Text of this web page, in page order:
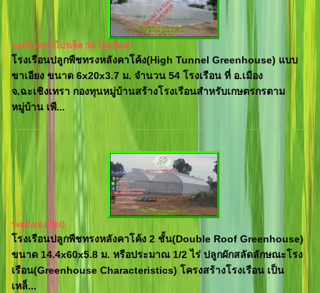
ฉะเชิงเทรา(โปรเจ็ค 54 โรงเรือน)
โรงเรือนปลูกพืชทรงหลังคาโค้ง(High Tunnel Greenhouse) แบบ
ขาเอียง ขนาด 6x20x3.7 ม. จำนวน 54 โรงเรือน ที่ อ.เมือง
จ.ฉะเชิงเทรา กองทุนหมู่บ้านสร้างโรงเรือนสำหรับเกษตรกรตาม
หมู่บ้าน เพื...
ระยอง(อ.เมือง)
โรงเรือนปลูกพืชทรงหลังคาโค้ง 2 ชั้น(Double Roof Greenhouse)
ขนาด 14.4x60x5.8 ม. หรือประมาณ 1/2 ไร่ ปลูกผักสลัดลักษณะโรง
เรือน(Greenhouse Characteristics) โครงสร้างโรงเรือน เป็น
เหล็...